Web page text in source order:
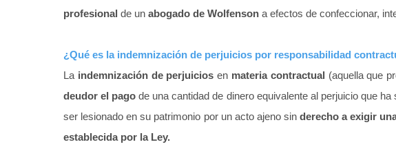
profesional de un abogado de Wolfenson a efectos de confeccionar,
¿Qué es la indemnización de perjuicios por responsabilidad
La indemnización de perjuicios en materia contractual (aquella que
deudor el pago de una cantidad de dinero equivalente al perjuicio que
ser lesionado en su patrimonio por un acto ajeno sinderecho a exigir
establecida por la Ley.